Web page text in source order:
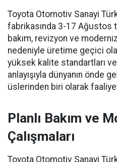
Toyota Otomotiv Sanayi
fabrikasında 3-17 Ağustos
bakım, revizyon ve
nedeniyle üretime geçici
yüksek kalite standartları
anlayışıyla dünyanın önde
üslerinden biri olarak
Planlı Bakım ve
Çalışmaları
Toyota Otomotiv Sanayi